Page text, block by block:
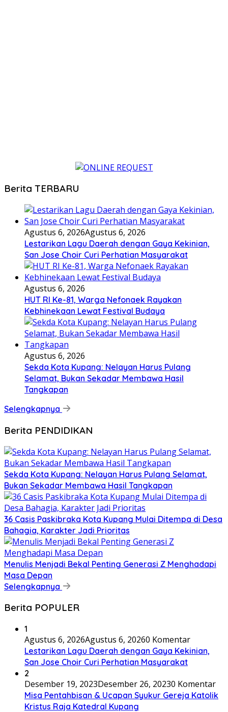
Berita TERBARU
Agustus 6, 2026Agustus 6, 2026
Lestarikan Lagu Daerah dengan Gaya Kekinian,
San Jose Choir Curi Perhatian Masyarakat
Agustus 6, 2026
HUT RI Ke-81, Warga Nefonaek Rayakan
Kebhinekaan Lewat Festival Budaya
Agustus 6, 2026
Sekda Kota Kupang: Nelayan Harus Pulang
Selamat, Bukan Sekadar Membawa Hasil
Tangkapan
Selengkapnya
Berita PENDIDIKAN
Sekda Kota Kupang: Nelayan Harus Pulang Selamat,
Bukan Sekadar Membawa Hasil Tangkapan
36 Casis Paskibraka Kota Kupang Mulai Ditempa di Desa
Bahagia, Karakter Jadi Prioritas
Menulis Menjadi Bekal Penting Generasi Z Menghadapi
Masa Depan
Selengkapnya
Berita POPULER
1
Agustus 6, 2026Agustus 6, 20260 Komentar
Lestarikan Lagu Daerah dengan Gaya Kekinian,
San Jose Choir Curi Perhatian Masyarakat
2
Desember 19, 2023Desember 26, 20230 Komentar
Misa Pentahbisan & Ucapan Syukur Gereja Katolik
Kristus Raja Katedral Kupang